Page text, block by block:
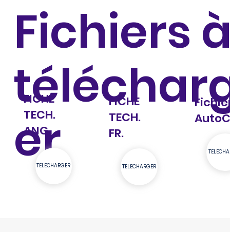
Fichiers
er
FICHE
TECH.
ANG.
TELECHARGER
FICHE
TECH.
FR.
TELECHARGER